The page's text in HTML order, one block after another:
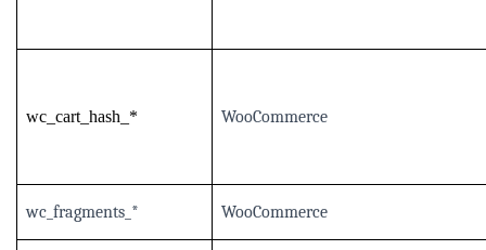
wc_cart_hash_* WooCommerce
wc_fragments_* WooCommerce